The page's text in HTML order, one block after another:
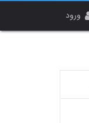
ورود